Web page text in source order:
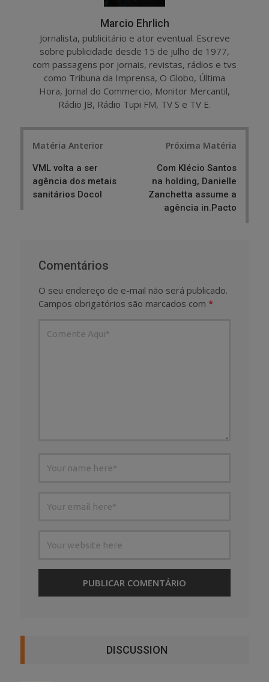
Marcio Ehrlich
Jornalista, publicitário e ator eventual. Escreve
sobre publicidade desde 15 de julho de 1977,
com passagens por jornais, revistas, rádios e tvs
como Tribuna da Imprensa, O Globo, Última
Hora, Jornal do Commercio, Monitor Mercantil,
Rádio JB, Rádio Tupi FM, TV S e TV E.
Matéria Anterior
VML volta a ser
agência dos metais
sanitários Docol
Próxima Matéria
Com Klécio Santos
na holding, Danielle
Zanchetta assume a
agência in.Pacto
Comentários
O seu endereço de e-mail não será publicado.
Campos obrigatórios são marcados com *
DISCUSSION